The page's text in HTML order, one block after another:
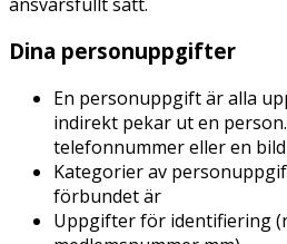
Dina personuppgifter
En personuppgift är alla
indirekt pekar ut en
telefonnummer eller en
Kategorier av
förbundet är
Uppgifter för identifiering